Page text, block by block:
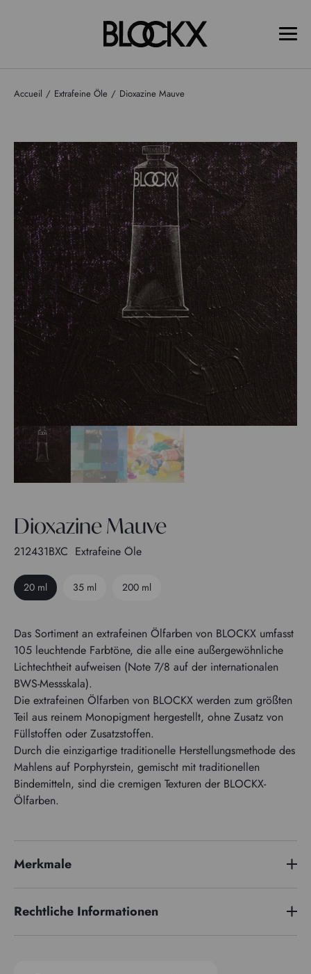
Accueil Extrafeine Öle Dioxazine Mauve
Dioxazine Mauve
212431BXC Extrafeine Öle
20 ml 35 ml 200 ml
Das Sortiment an extrafeinen Ölfarben von BLOCKX umfasst
105 leuchtende Farbtöne, die alle eine außergewöhnliche
Lichtechtheit aufweisen (Note 7/8 auf der internationalen
BWS-Messskala).
Die extrafeinen Ölfarben von BLOCKX werden zum größten
Teil aus reinem Monopigment hergestellt, ohne Zusatz von
Füllstoffen oder Zusatzstoffen.
Durch die einzigartige traditionelle Herstellungsmethode des
Mahlens auf Porphyrstein, gemischt mit traditionellen
Bindemitteln, sind die cremigen Texturen der BLOCKX-
Ölfarben.
Merkmale
Preisserie
Rechtliche Informationen